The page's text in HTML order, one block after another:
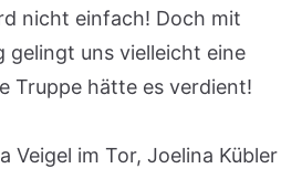
nicht einfach! Doch mit
gelingt uns vielleicht eine
Truppe hätte es verdient!
Veigel im Tor, Joelina Kübler